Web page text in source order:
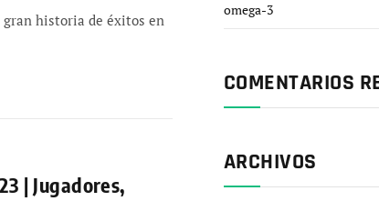
gran historia de éxitos en
| Jugadores,
omega-3
COMENTARIOS
ARCHIVOS